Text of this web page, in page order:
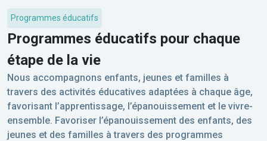
Programmes éducatifs
Programmes éducatifs pour chaque
étape de la vie
Nous accompagnons enfants, jeunes et familles à
travers des activités éducatives adaptées à chaque âge,
favorisant l’apprentissage, l’épanouissement et le vivre-
ensemble. Favoriser l’épanouissement des enfants, des
jeunes et des familles à travers des programmes